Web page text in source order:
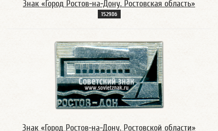
Знак «Город Ростов-на-Дону. Ростовская область»
15298б
Знак «Город Ростов-на-Дону. Ростовской области»